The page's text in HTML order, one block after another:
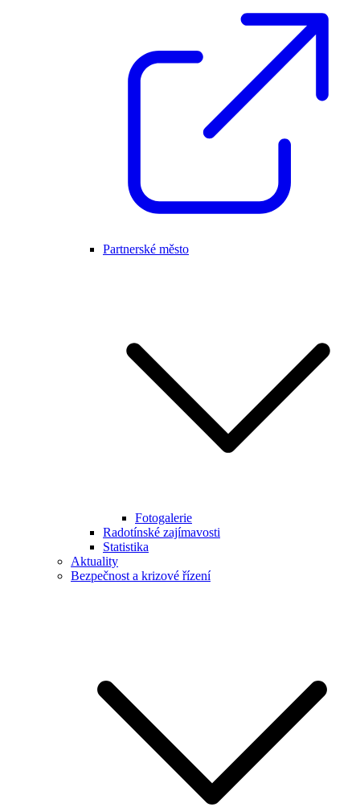
Partnerské město
Fotogalerie
Radotínské zajímavosti
Statistika
Aktuality
Bezpečnost a krizové řízení